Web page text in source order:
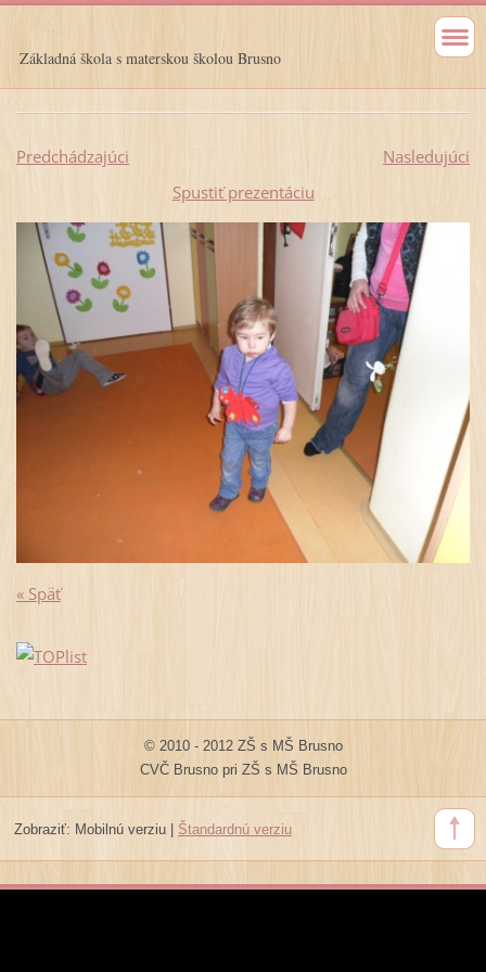
Základná škola s materskou školou Brusno
Predchádzajúci
Nasledujúci
Spustiť prezentáciu
« Späť
© 2010 - 2012 ZŠ s MŠ Brusno
CVČ Brusno pri ZŠ s MŠ Brusno
Zobraziť: Mobilnú verziu| Štandardnú verziu